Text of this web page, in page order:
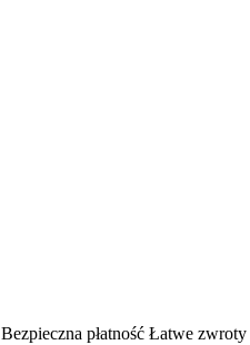
Bezpieczna płatność Łatwe zwroty